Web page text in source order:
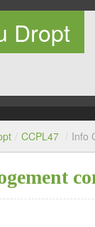
Dropt
/ CCPL47 / Info